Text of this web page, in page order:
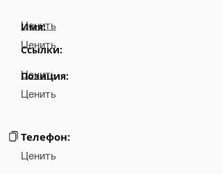
Ценить
Ссылки:
Ценить
Имя:
Ценить
Позиция:
Ценить
Телефон:
Ценить